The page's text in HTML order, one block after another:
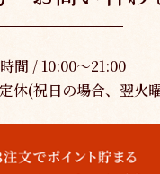
間 / 10:00～21:00
休(祝日の場合、翌火